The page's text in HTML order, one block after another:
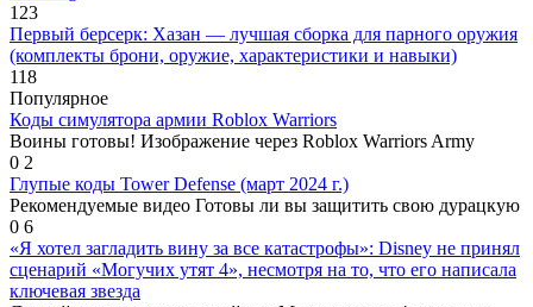
123
Первый берсерк: Хазан — лучшая сборка для парного оружия
(комплекты брони, оружие, характеристики и навыки)
118
Популярное
Коды симулятора армии Roblox Warriors
Воины готовы! Изображение через Roblox Warriors Army
0 2
Глупые коды Tower Defense (март 2024 г.)
Рекомендуемые видео Готовы ли вы защитить свою дурацкую
0 6
«Я хотел загладить вину за все катастрофы»: Disney не принял
сценарий «Могучих утят 4», несмотря на то, что его написала
ключевая звезда